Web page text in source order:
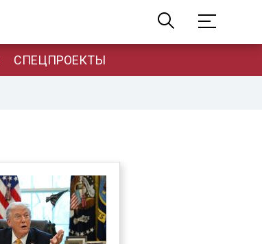
СПЕЦПРОЕКТЫ